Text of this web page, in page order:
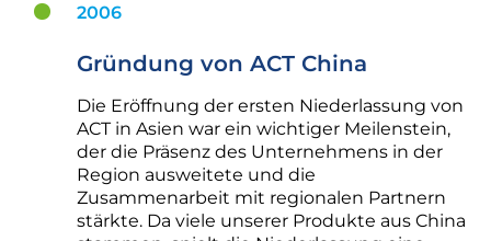
2006
Gründung von ACT China
Die Eröffnung der ersten Niederlassung von
ACT in Asien war ein wichtiger Meilenstein,
der die Präsenz des Unternehmens in der
Region ausweitete und die
Zusammenarbeit mit regionalen Partnern
stärkte. Da viele unserer Produkte aus China